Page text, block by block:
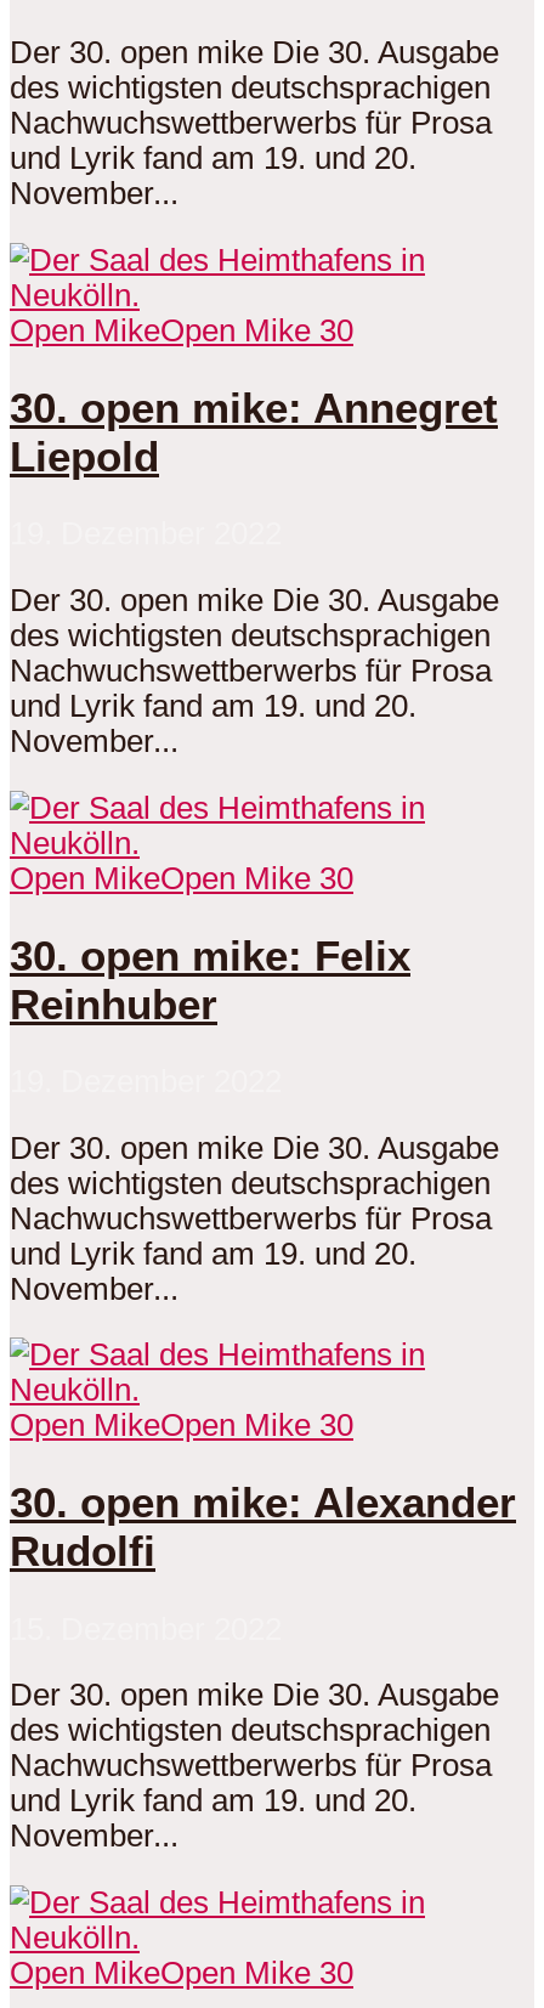
Der 30. open mike Die 30. Ausgabe
des wichtigsten deutschsprachigen
Nachwuchswettberwerbs für Prosa
und Lyrik fand am 19. und 20.
November...
Open MikeOpen Mike 30
30. open mike: Annegret
Liepold
Der 30. open mike Die 30. Ausgabe
des wichtigsten deutschsprachigen
Nachwuchswettberwerbs für Prosa
und Lyrik fand am 19. und 20.
November...
Open MikeOpen Mike 30
30. open mike: Felix
Reinhuber
Der 30. open mike Die 30. Ausgabe
des wichtigsten deutschsprachigen
Nachwuchswettberwerbs für Prosa
und Lyrik fand am 19. und 20.
November...
Open MikeOpen Mike 30
30. open mike: Alexander
Rudolfi
Der 30. open mike Die 30. Ausgabe
des wichtigsten deutschsprachigen
Nachwuchswettberwerbs für Prosa
und Lyrik fand am 19. und 20.
November...
Open MikeOpen Mike 30